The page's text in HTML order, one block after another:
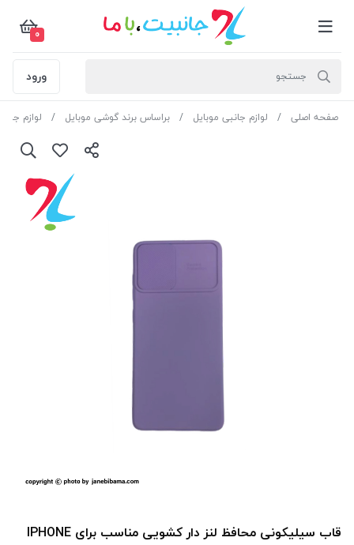
0
ورود
صفحه اصلی لوازم جانبی موبایل براساس برند گوشی موبایل لوازم
قاب سیلیکونی محافظ لنز دار کشویی مناسب برای IPHONE